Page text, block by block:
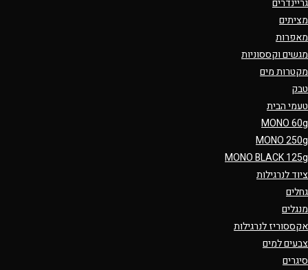
גריינדרים
מציתים
מאפרות
מגשים וקססוניות
מקטרות מים
טבק
טעמי הבית
MONO 60g
MONO 250g
MONO BLACK 125g
ציוד לנרגילות
גחלים
מנגלים
אקססוריז לנרגילות
צבעים למים
סיגרים